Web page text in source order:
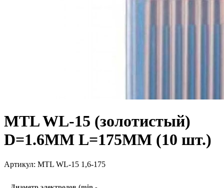
MTL WL-15 (золотистый)
D=1.6MM L=175MM (10 шт.)
Артикул: MTL WL-15 1,6-175